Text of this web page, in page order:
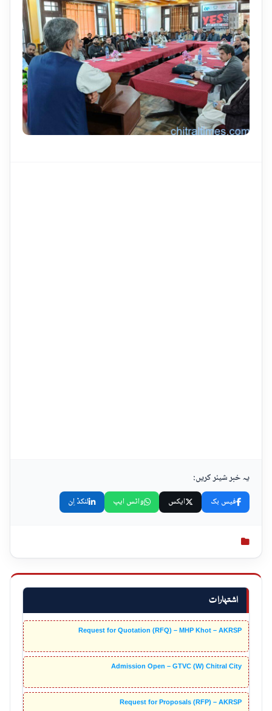
اشتہارات
Request for Quotation (RFQ) – MHP Khot – AKRSP
Admission Open – GTVC (W) Chitral City
Request for Proposals (RFP) – AKRSP
یہ خبر شیئر کریں:
فیس بک ایکس واٹس ایپ لنکڈ اِن